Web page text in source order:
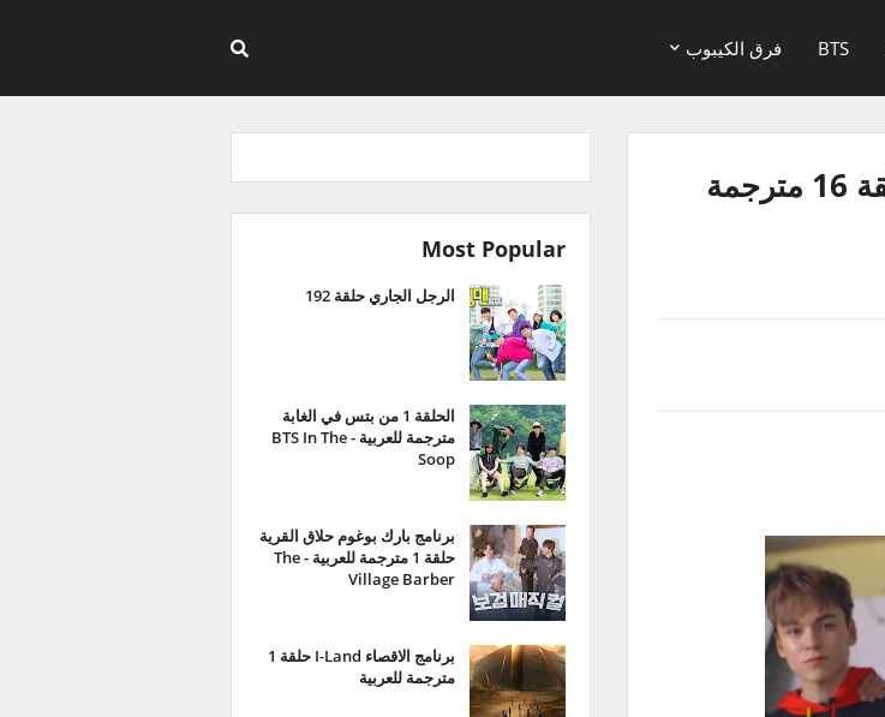
BTS فرق الكيبوب
برنامج سفنتين SEVENTEEN IF الحلقة 16 مترجمة
Most Popular
الرجل الجاري حلقة 192
الحلقة 1 من بتس في الغابة
مترجمة للعربية - BTS In The
Soop
برنامج بارك بوغوم حلاق القرية
حلقة 1 مترجمة للعربية - The
Village Barber
برنامج الاقصاء I-Land حلقة 1
مترجمة للعربية